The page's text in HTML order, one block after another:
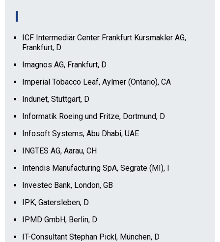
I
ICF Intermediär Center Frankfurt Kursmakler AG,
Frankfurt, D
Imagnos AG, Frankfurt, D
Imperial Tobacco Leaf, Aylmer (Ontario), CA
Indunet, Stuttgart, D
Informatik Roeing und Fritze, Dortmund, D
Infosoft Systems, Abu Dhabi, UAE
INGTES AG, Aarau, CH
Intendis Manufacturing SpA, Segrate (MI), I
Investec Bank, London, GB
IPK, Gatersleben, D
IPMD GmbH, Berlin, D
IT-Consultant Stephan Pickl, München, D